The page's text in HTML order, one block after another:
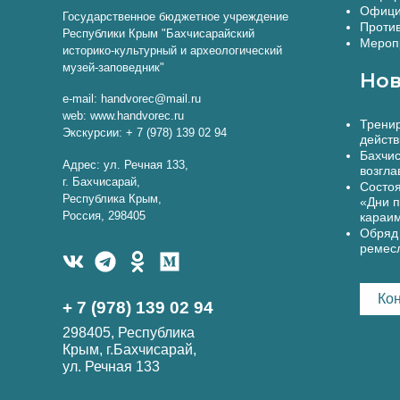
Государственное бюджетное учреждение
Республики Крым "Бахчисарайский
историко-культурный и археологический
музей-заповедник"
e-mail: handvorec@mail.ru
web: www.handvorec.ru
Экскурсии: + 7 (978) 139 02 94
Адрес: ул. Речная 133,
г. Бахчисарай,
Республика Крым,
Россия, 298405
+ 7 (978) 139 02 94
298405, Республика
Крым, г.Бахчисарай,
ул. Речная 133
«Дни
Обряд